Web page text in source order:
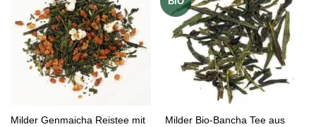
Milder Genmaicha Reistee mit
Milder Bio-Bancha Tee aus